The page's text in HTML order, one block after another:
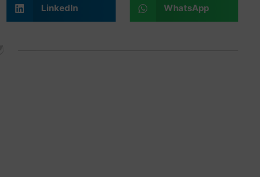
LinkedIn WhatsApp